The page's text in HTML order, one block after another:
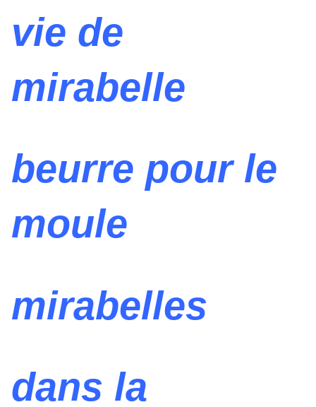
vie de
mirabelle
beurre pour le
moule
mirabelles
dans la